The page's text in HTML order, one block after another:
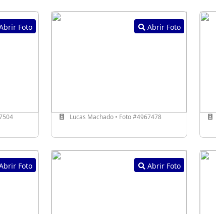
Foto Abrir Foto
Lucas Machado • Foto #4967478
Foto Abrir Foto